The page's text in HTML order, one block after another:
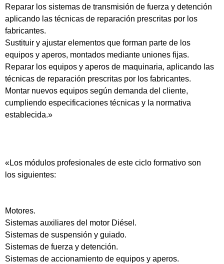
Reparar los sistemas de transmisión de fuerza y detención
aplicando las técnicas de reparación prescritas por los
fabricantes.
Sustituir y ajustar elementos que forman parte de los
equipos y aperos, montados mediante uniones fijas.
Reparar los equipos y aperos de maquinaria, aplicando las
técnicas de reparación prescritas por los fabricantes.
Montar nuevos equipos según demanda del cliente,
cumpliendo especificaciones técnicas y la normativa
establecida.»
«Los módulos profesionales de este ciclo formativo son
los siguientes:
Motores.
Sistemas auxiliares del motor Diésel.
Sistemas de suspensión y guiado.
Sistemas de fuerza y detención.
Sistemas de accionamiento de equipos y aperos.